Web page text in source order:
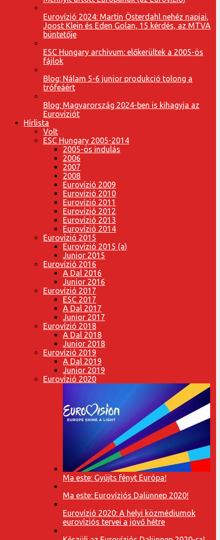
Eurovízió 2024: Martin Österdahl nehéz napjai,
Joost Klein és Eden Golan, 15 kérdés, az MTVA
büntetője
ESC Hungary archivum: előkerültek a 2005-ös
fájlok
Blog: Nálam 5-6 junior produkció tolong a
trófeáért
Blog: Magyarország 2024-ben is kihagyja az
Eurovíziót
Hírlista
Volt
ESC Hungary 2005-2014
2005-ös indulás
2006
2007
2008
Eurovízió 2009
Eurovízió 2010
Eurovízió 2011
Eurovízió 2012
Eurovízió 2013
Eurovízió 2014
Eurovízió 2015
Eurovízió 2015 (a)
Junior 2015
Eurovízió 2016
A Dal 2016
Junior 2016
Eurovízió 2017
ESC 2017
A Dal 2017
Junior 2017
Eurovízió 2018
A Dal 2018
Junior 2018
Eurovízió 2019
A Dal 2019
Junior 2019
Eurovízió 2020
Ma este: Gyújts fényt Európa!
Ma este: Eurovíziós Dalünnep 2020!
Eurovízió 2020: A helyi közmédiumok
eurovíziós tervei a jövő hétre